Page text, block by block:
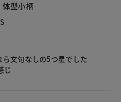
体型小柄
文句なしの5つ星でした
じ